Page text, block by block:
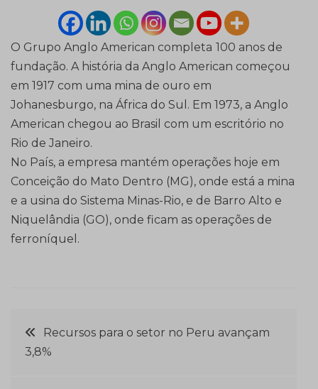
O Grupo Anglo American completa 100 anos de
fundação. A história da Anglo American começou
em 1917 com uma mina de ouro em
Johanesburgo, na África do Sul. Em 1973, a Anglo
American chegou ao Brasil com um escritório no
Rio de Janeiro.
No País, a empresa mantém operações hoje em
Conceição do Mato Dentro (MG), onde está a mina
e a usina do Sistema Minas-Rio, e de Barro Alto e
Niquelândia (GO), onde ficam as operações de
ferroníquel.
Navegação
de
Recursos para o setor no Peru avançam
3,8%